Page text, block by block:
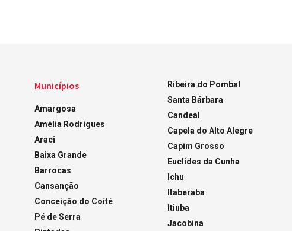
Municípios
Amargosa
Amélia Rodrigues
Araci
Baixa Grande
Barrocas
Cansanção
Conceição do Coité
Pé de Serra
Ribeira do Pombal
Santa Bárbara
Candeal
Capela do Alto Alegre
Capim Grosso
Euclides da Cunha
Ichu
Itaberaba
Itiuba
Jacobina